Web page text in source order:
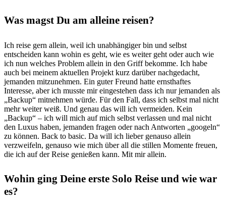
Was magst Du am alleine reisen?
Ich reise gern allein, weil ich unabhängiger bin und selbst
entscheiden kann wohin es geht, wie es weiter geht oder auch wie
ich nun welches Problem allein in den Griff bekomme. Ich habe
auch bei meinem aktuellen Projekt kurz darüber nachgedacht,
jemanden mitzunehmen. Ein guter Freund hatte ernsthaftes
Interesse, aber ich musste mir eingestehen dass ich nur jemanden als
„Backup“ mitnehmen würde. Für den Fall, dass ich selbst mal nicht
mehr weiter weiß. Und genau das will ich vermeiden. Kein
„Backup“ – ich will mich auf mich selbst verlassen und mal nicht
den Luxus haben, jemanden fragen oder nach Antworten „googeln“
zu können. Back to basic. Da will ich lieber genauso allein
verzweifeln, genauso wie mich über all die stillen Momente freuen,
die ich auf der Reise genießen kann. Mit mir allein.
Wohin ging Deine erste Solo Reise und wie war
es?